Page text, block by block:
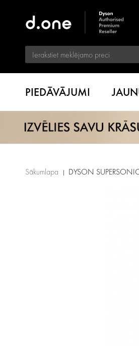
PIEDĀVĀJUMI
Sākumlapa DYSON